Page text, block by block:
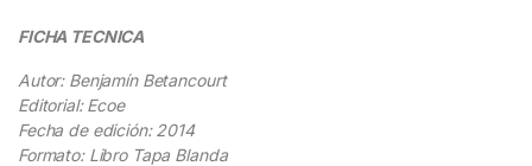
FICHA TECNICA
Autor: Benjamín Betancourt
Editorial: Ecoe
Fecha de edición: 2014
Formato: Libro Tapa Blanda